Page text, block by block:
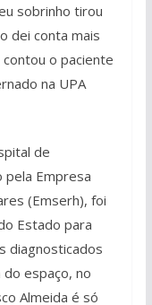
sobrinho tirou
dei conta mais
o paciente
na UPA
de
pela Empresa
(Emserh), foi
Estado para
diagnosticados
espaço, no
Almeida é só